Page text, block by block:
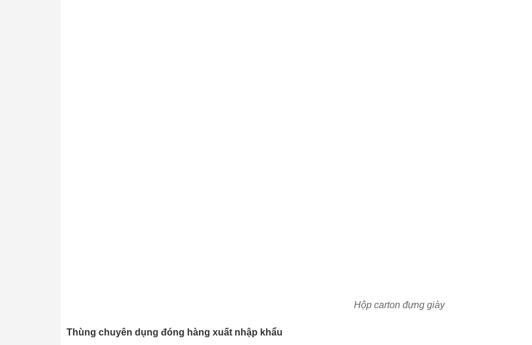
Hộp carton đựng giày
Thùng chuyên dụng đóng hàng xuất nhập khẩu